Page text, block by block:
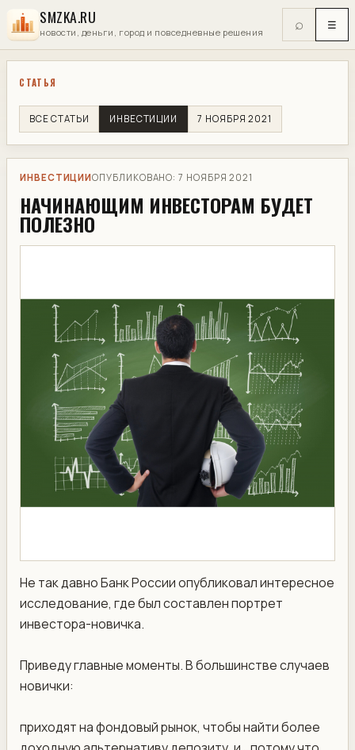
SMZKA.RU
новости, деньги, город и повседневные решения ⌕ ☰
СТАТЬЯ
ВСЕ СТАТЬИ ИНВЕСТИЦИИ 7 НОЯБРЯ 2021
ИНВЕСТИЦИИОПУБЛИКОВАНО: 7 НОЯБРЯ 2021
НАЧИНАЮЩИМ ИНВЕСТОРАМ БУДЕТ
ПОЛЕЗНО
​Не так давно Банк России опубликовал интересное
исследование, где был составлен портрет
инвестора-новичка.
Приведу главные моменты. В большинстве случаев
новички:
приходят на фондовый рынок, чтобы найти более